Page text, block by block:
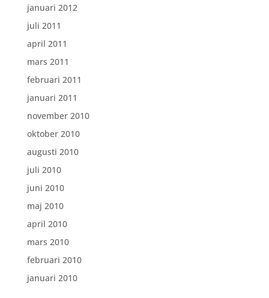
januari 2012
juli 2011
april 2011
mars 2011
februari 2011
januari 2011
november 2010
oktober 2010
augusti 2010
juli 2010
juni 2010
maj 2010
april 2010
mars 2010
februari 2010
januari 2010